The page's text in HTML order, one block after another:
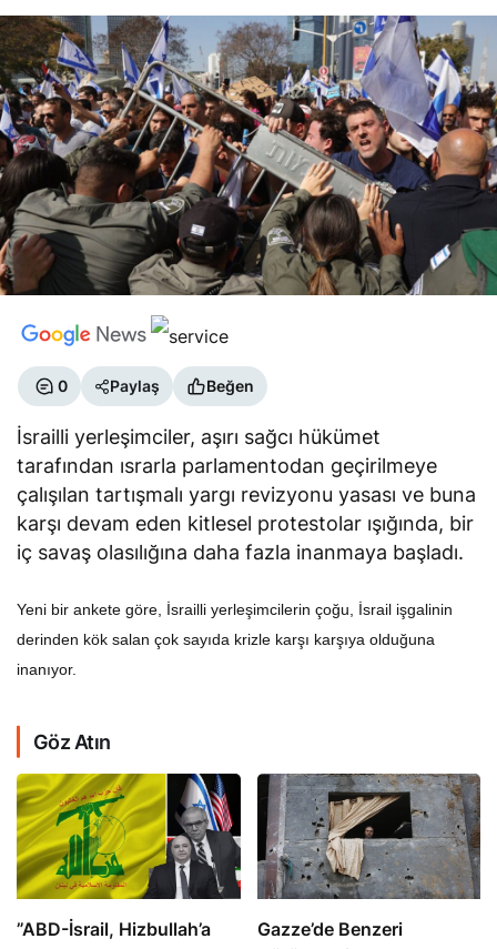
0 Paylaş Beğen
İsrailli yerleşimciler, aşırı sağcı hükümet
tarafından ısrarla parlamentodan geçirilmeye
çalışılan tartışmalı yargı revizyonu yasası ve buna
karşı devam eden kitlesel protestolar ışığında, bir
iç savaş olasılığına daha fazla inanmaya başladı.
Yeni bir ankete göre, İsrailli yerleşimcilerin çoğu, İsrail işgalinin
derinden kök salan çok sayıda krizle karşı karşıya olduğuna
inanıyor.
Göz Atın
​​​​​​​”ABD-İsrail, Hizbullah’a
​​​​​​​Gazze’de Benzeri